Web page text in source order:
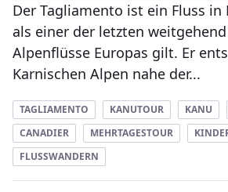
Der Tagliamento ist ein Fluss
als einer der letzten
Alpenflüsse Europas gilt. Er
Karnischen Alpen nahe der...
TAGLIAMENTO KANUTOUR KANU
CANADIER
MEHRTAGESTOUR
FLUSSWANDERN